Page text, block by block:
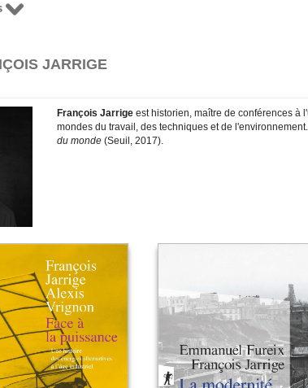
JARRIGE
François Jarrige est historien, maître de conférences à
mondes du travail, des techniques et de
du monde(Seuil, 2017).